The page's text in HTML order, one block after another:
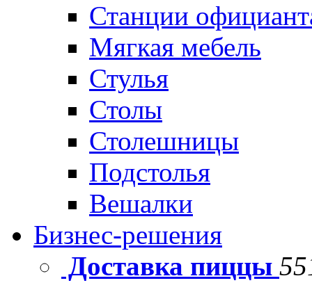
Станции
Мягкая мебель
Стулья
Столы
Столешницы
Подстолья
Вешалки
Бизнес-решения
Доставка пиццы